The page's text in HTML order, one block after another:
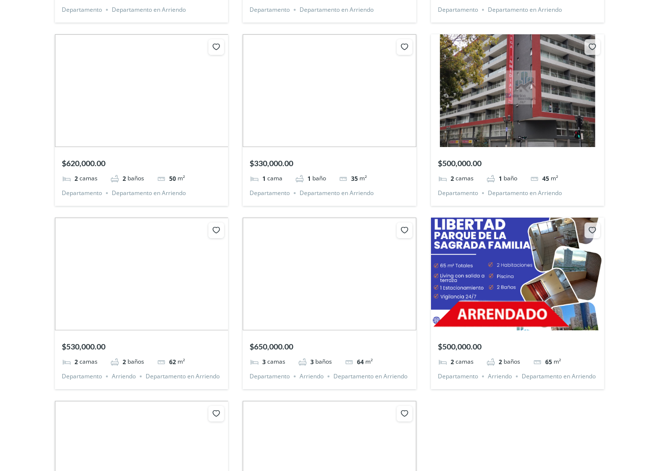
Departamento
Departamento en Arriendo
Departamento
Departamento en Arriendo
Departamento
Departamento en Arriendo
$620,000.00
2camas 2 baños 50 m²
Departamento
Departamento en Arriendo
$330,000.00
1 cama 1 baño 35 m²
Departamento
Departamento en Arriendo
$500,000.00
2camas 1 baño 45m²
Departamento
Departamento en Arriendo
$530,000.00
2camas 2 baños 62 m²
Departamento
Arriendo Departamento en Arriendo
$650,000.00
3camas 3 baños 64 m²
Departamento
Arriendo Departamento en Arriendo
$500,000.00
2camas 2baños 65m²
Departamento
Arriendo Departamento en Arriendo